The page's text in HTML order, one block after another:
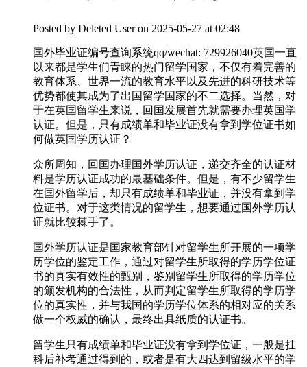
Posted by Deleted User on 2025-05-27 at 02:48
国外毕业证编号查询系统qq/wechat: 729926040英国一直
以来都是学生们青睐的热门留学国家，不仅有着完善的
教育体系、世界一流的教育水平以及先进的科研技术等
优势都使其成为了出国留学国家的不二选择。当然，对
于在英国留学生来说，回国发展首先就需要办理英国学
认证。但是，只有成绩单和毕业证没有拿到学位证书如
何做英国学历认证？
众所周知，回国办理国外学历认证，递交齐全的认证材
料是学历认证成功的最基础条件。但是，有不少留学生
在国外留学后，却只有成绩单和毕业证，并没有拿到学
位证书。对于这类情况的留学生，想要通过国外学历认
证就比较棘手了。
国外学历认证是国家教育部针对留学生所开展的一项学
历学位的鉴定工作，通过对留学生所取得的学历学位证
书的真实有效性的甄别，鉴别留学生所取得的学历学位
的颁发机构的合法性，从而判定留学生所取得的学历学
位的真实性，并与我国的学历学位体系的相对应的关系
做一个权威的确认，最终出具纸质的认证书。
留学生只有成绩单和毕业证没有拿到学位证，一般是挂
科后补考通过得到的，或者是有大四达到留级水平的学